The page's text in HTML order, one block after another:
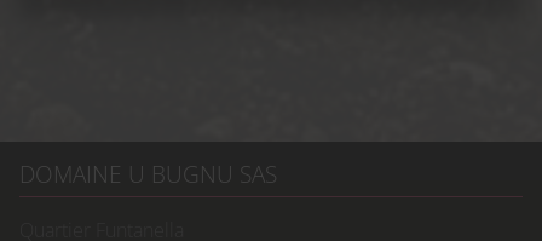
DOMAINE U BUGNU SAS